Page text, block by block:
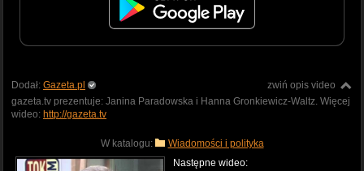
zwiń opis video
Dodał: Gazeta.pl
gazeta.tv prezentuje: Janina Paradowska i Hanna Gronkiewicz-Waltz. Więcej
wideo: http://gazeta.tv
W katalogu: Wiadomości i polityka
Następne wideo: